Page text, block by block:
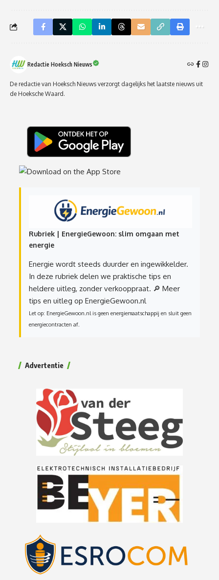
Redactie Hoeksch Nieuws
De redactie van Hoeksch Nieuws verzorgt dagelijks het laatste nieuws uit
de Hoeksche Waard.
Rubriek | EnergieGewoon: slim omgaan met
energie
Energie wordt steeds duurder en ingewikkelder.
In deze rubriek delen we praktische tips en
heldere uitleg, zonder verkooppraat. 🔎 Meer
tips en uitleg op EnergieGewoon.nl
Let op: EnergieGewoon.nl is geen energiemaatschappij en sluit geen
energiecontracten af.
Advertentie